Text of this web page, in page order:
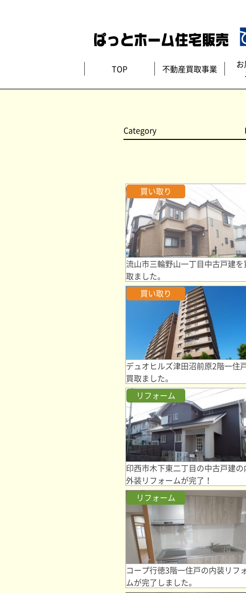
TOP 不動産買取事業
Category
買い取り
流山市三輪野山一丁目中古戸建を
取ました。
買い取り
デュオヒルズ津田沼前原2階一住
買取ました。
リフォーム
印西市木下東二丁目の中古戸建の
外装リフォームが完了！
リフォーム
コープ行徳3階一住戸の内装リフ
ムが完了しました。